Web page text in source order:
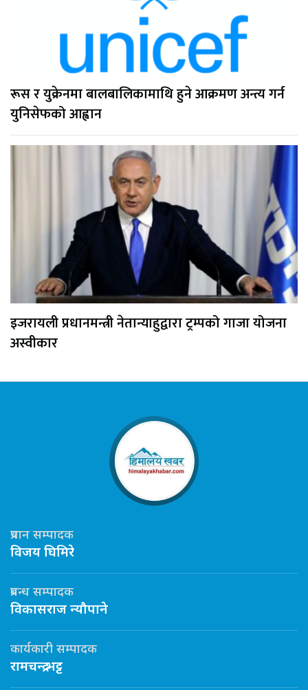
रूस र युक्रेनमा बालबालिकामाथि हुने आक्रमण अन्त्य गर्न
युनिसेफको आह्वान
इजरायली प्रधानमन्त्री नेतान्याहुद्वारा ट्रम्पको गाजा योजना
अस्वीकार
प्रधान सम्पादक
विजय घिमिरे
प्रबन्ध सम्पादक
विकासराज न्यौपाने
कार्यकारी सम्पादक
रामचन्द्र भट्ट